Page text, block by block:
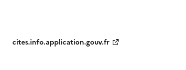
cites.info.application.gouv.fr